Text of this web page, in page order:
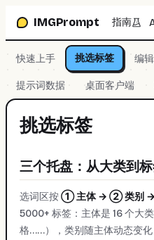
IMGPrompt 指南
快速上手 挑选标签 编
提示词数据 桌面客户端
挑选标签
三个托盘：从大类到
选词区按① 主体 → ② 类别
5000+ 标签：主体是 16 个大
格……），类别随主体动态变